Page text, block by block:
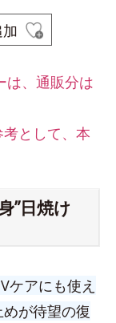
、 通販分は
として、本
”日焼け
ケアにも使え
が待望の復